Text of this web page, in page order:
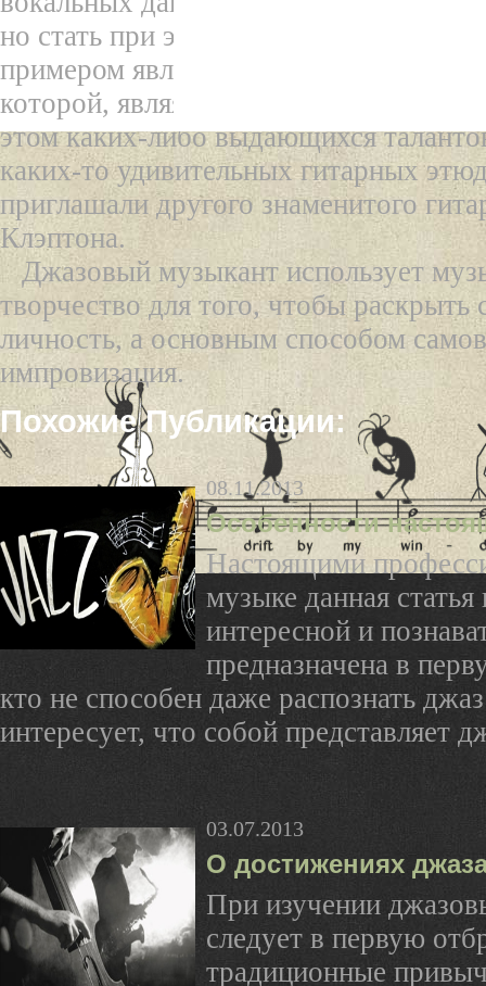
но стать при этом известнейшим
примером является великая группа
которой, являясь звездами первой
этом каких-либо выдающихся
каких-то удивительных гитарных
приглашали другого знаменитого
Клэптона.
Джазовый музыкант использует
творчество для того, чтобы раскрыть
личность, а основным способом
импровизация.
Похожие Публикации:
08.11.2013
Особенности
Настоящими
музыке данная
интересной и
предназначена в
кто не способен даже распознать
интересует, что собой представляет
03.07.2013
О достижениях
При изучении
следует в первую
традиционные